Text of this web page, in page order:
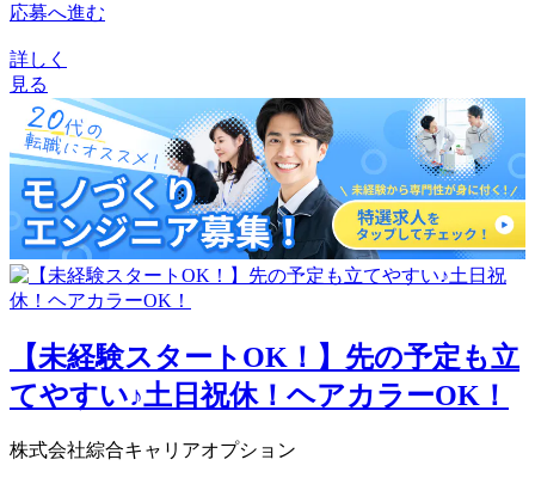
応募へ進む
詳しく
見る
【未経験スタートOK！】先の予定も立
てやすい♪土日祝休！ヘアカラーOK！
株式会社綜合キャリアオプション